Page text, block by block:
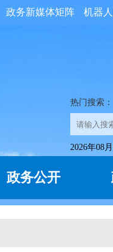
机器
政务新媒体矩阵
热门搜索：
2026年08
政务公开